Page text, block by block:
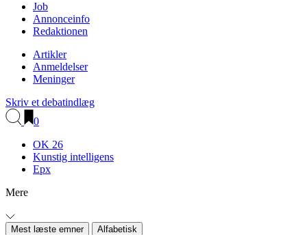
Job
Annonceinfo
Redaktionen
Artikler
Anmeldelser
Meninger
Skriv et debatindlæg
0
OK 26
Kunstig intelligens
Epx
Mere
Mest læste emner Alfabetisk